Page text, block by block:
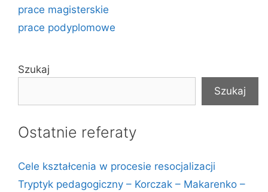
prace magisterskie
prace podyplomowe
Szukaj
Szukaj
Ostatnie referaty
Cele kształcenia w procesie resocjalizacji
Tryptyk pedagogiczny – Korczak – Makarenko –